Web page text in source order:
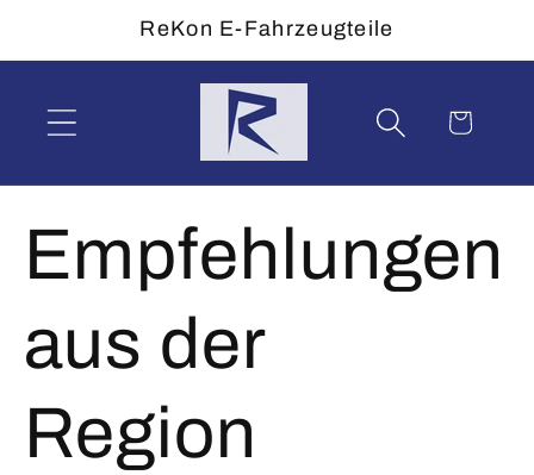
Inhalt
ReKon E-Fahrzeugteile
Warenkorb
Empfehlungen
aus der
Region